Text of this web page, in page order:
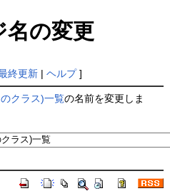
名の変更
終更新| ヘルプ]
クラス)一覧の名前を変更しま